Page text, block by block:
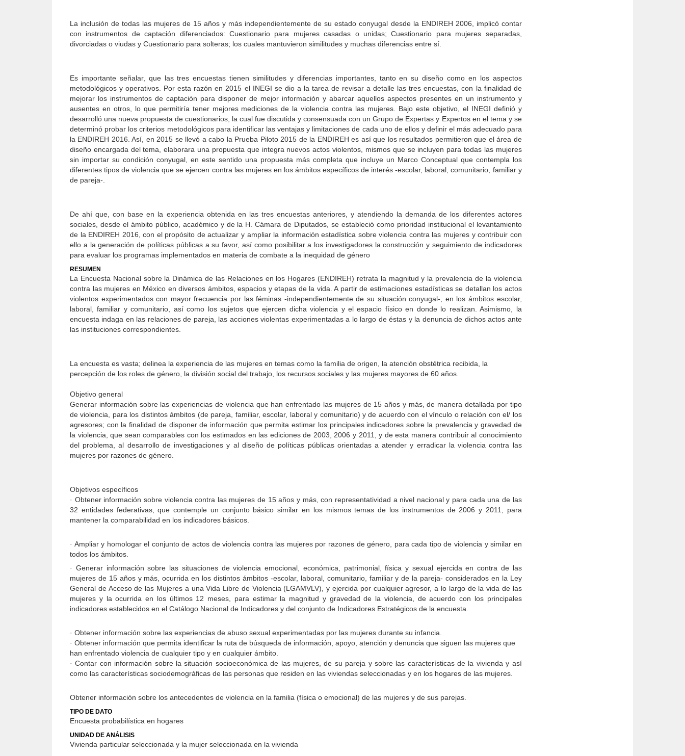
La inclusión de todas las mujeres de 15 años y más independientemente de su estado conyugal desde la ENDIREH 2006, implicó contar
con instrumentos de captación diferenciados: Cuestionario para mujeres casadas o unidas; Cuestionario para mujeres separadas,
divorciadas o viudas y Cuestionario para solteras; los cuales mantuvieron similitudes y muchas diferencias entre sí.
Es importante señalar, que las tres encuestas tienen similitudes y diferencias importantes, tanto en su diseño como en los aspectos
metodológicos y operativos. Por esta razón en 2015 el INEGI se dio a la tarea de revisar a detalle las tres encuestas, con la finalidad de
mejorar los instrumentos de captación para disponer de mejor información y abarcar aquellos aspectos presentes en un instrumento y
ausentes en otros, lo que permitiría tener mejores mediciones de la violencia contra las mujeres. Bajo este objetivo, el INEGI definió y
desarrolló una nueva propuesta de cuestionarios, la cual fue discutida y consensuada con un Grupo de Expertas y Expertos en el tema y se
determinó probar los criterios metodológicos para identificar las ventajas y limitaciones de cada uno de ellos y definir el más adecuado para
la ENDIREH 2016. Así, en 2015 se llevó a cabo la Prueba Piloto 2015 de la ENDIREH es así que los resultados permitieron que el área de
diseño encargada del tema, elaborara una propuesta que integra nuevos actos violentos, mismos que se incluyen para todas las mujeres
sin importar su condición conyugal, en este sentido una propuesta más completa que incluye un Marco Conceptual que contempla los
diferentes tipos de violencia que se ejercen contra las mujeres en los ámbitos específicos de interés -escolar, laboral, comunitario, familiar y
de pareja-.
De ahí que, con base en la experiencia obtenida en las tres encuestas anteriores, y atendiendo la demanda de los diferentes actores
sociales, desde el ámbito público, académico y de la H. Cámara de Diputados, se estableció como prioridad institucional el levantamiento
de la ENDIREH 2016, con el propósito de actualizar y ampliar la información estadística sobre violencia contra las mujeres y contribuir con
ello a la generación de políticas públicas a su favor, así como posibilitar a los investigadores la construcción y seguimiento de indicadores
para evaluar los programas implementados en materia de combate a la inequidad de género
RESUMEN
La Encuesta Nacional sobre la Dinámica de las Relaciones en los Hogares (ENDIREH) retrata la magnitud y la prevalencia de la violencia
contra las mujeres en México en diversos ámbitos, espacios y etapas de la vida. A partir de estimaciones estadísticas se detallan los actos
violentos experimentados con mayor frecuencia por las féminas -independientemente de su situación conyugal-, en los ámbitos escolar,
laboral, familiar y comunitario, así como los sujetos que ejercen dicha violencia y el espacio físico en donde lo realizan. Asimismo, la
encuesta indaga en las relaciones de pareja, las acciones violentas experimentadas a lo largo de éstas y la denuncia de dichos actos ante
las instituciones correspondientes.
La encuesta es vasta; delinea la experiencia de las mujeres en temas como la familia de origen, la atención obstétrica recibida, la
percepción de los roles de género, la división social del trabajo, los recursos sociales y las mujeres mayores de 60 años.
Objetivo general
Generar información sobre las experiencias de violencia que han enfrentado las mujeres de 15 años y más, de manera detallada por tipo
de violencia, para los distintos ámbitos (de pareja, familiar, escolar, laboral y comunitario) y de acuerdo con el vínculo o relación con el/ los
agresores; con la finalidad de disponer de información que permita estimar los principales indicadores sobre la prevalencia y gravedad de
la violencia, que sean comparables con los estimados en las ediciones de 2003, 2006 y 2011, y de esta manera contribuir al conocimiento
del problema, al desarrollo de investigaciones y al diseño de políticas públicas orientadas a atender y erradicar la violencia contra las
mujeres por razones de género.
Objetivos específicos
· Obtener información sobre violencia contra las mujeres de 15 años y más, con representatividad a nivel nacional y para cada una de las
32 entidades federativas, que contemple un conjunto básico similar en los mismos temas de los instrumentos de 2006 y 2011, para
mantener la comparabilidad en los indicadores básicos.
· Ampliar y homologar el conjunto de actos de violencia contra las mujeres por razones de género, para cada tipo de violencia y similar en
todos los ámbitos.
· Generar información sobre las situaciones de violencia emocional, económica, patrimonial, física y sexual ejercida en contra de las
mujeres de 15 años y más, ocurrida en los distintos ámbitos -escolar, laboral, comunitario, familiar y de la pareja- considerados en la Ley
General de Acceso de las Mujeres a una Vida Libre de Violencia (LGAMVLV), y ejercida por cualquier agresor, a lo largo de la vida de las
mujeres y la ocurrida en los últimos 12 meses, para estimar la magnitud y gravedad de la violencia, de acuerdo con los principales
indicadores establecidos en el Catálogo Nacional de Indicadores y del conjunto de Indicadores Estratégicos de la encuesta.
· Obtener información sobre las experiencias de abuso sexual experimentadas por las mujeres durante su infancia.
· Obtener información que permita identificar la ruta de búsqueda de información, apoyo, atención y denuncia que siguen las mujeres que
han enfrentado violencia de cualquier tipo y en cualquier ámbito.
· Contar con información sobre la situación socioeconómica de las mujeres, de su pareja y sobre las características de la vivienda y así
como las características sociodemográficas de las personas que residen en las viviendas seleccionadas y en los hogares de las mujeres.
Obtener información sobre los antecedentes de violencia en la familia (física o emocional) de las mujeres y de sus parejas.
TIPO DE DATO
Encuesta probabilística en hogares
UNIDAD DE ANÁLISIS
Vivienda particular seleccionada y la mujer seleccionada en la vivienda